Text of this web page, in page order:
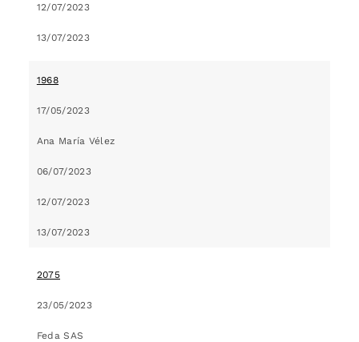
12/07/2023
13/07/2023
1968
17/05/2023
Ana María Vélez
06/07/2023
12/07/2023
13/07/2023
2075
23/05/2023
Feda SAS